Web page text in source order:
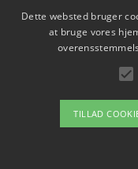
Sådan lærer du
Gentofte
Om /
Dette websted bruger
at bruge vores
TILLAD